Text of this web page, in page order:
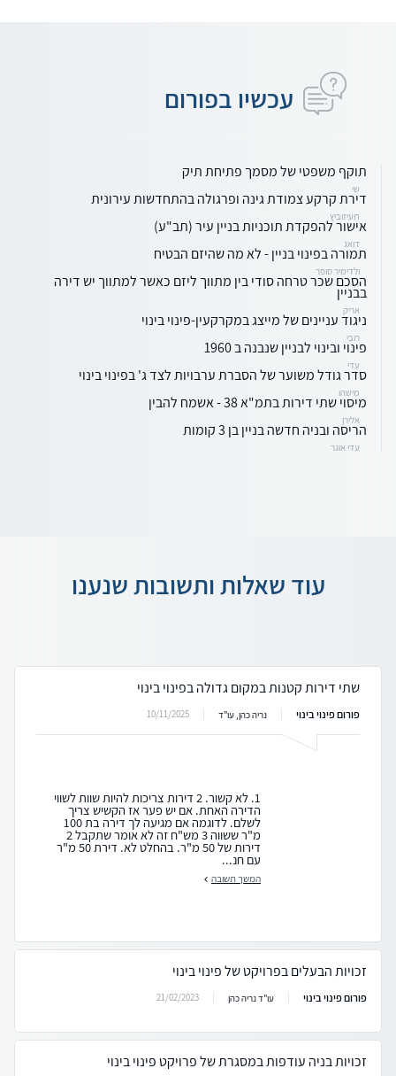
עכשיו בפורום
תוקף משפטי של מסמך פתיחת תיק
שי
דירת קרקע צמודת גינה ופרגולה בהתחדשות עירונית
תעיזוביץ
אישור להפקדת תוכניות בניין עיר (תב"ע)
דואג
תמורה בפינוי בניין - לא מה שהיזם הבטיח
ולדימיר סופר
הסכם שכר טרחה סודי בין מתווך ליזם כאשר למתווך יש דירה
בבניין
אריק
ניגוד עניינים של מייצג במקרקעין-פינוי בינוי
רובי
פינוי ובינוי לבניין שנבנה ב 1960
עדי
סדר גודל משוער של הסברת ערבויות לצד ג' בפינוי בינוי
מישהו
מיסוי שתי דירות בתמ"א 38 - אשמח להבין
אלירן
הריסה ובניה חדשה בניין בן 3 קומות
עדי אוגר
עוד שאלות ותשובות שנענו
שתי דירות קטנות במקום גדולה בפינוי בינוי
פורום פינוי בינוי נריה כהן, עו"ד 10/11/2025
1. לא קשור. 2 דירות צריכות להיות שוות לשווי
הדירה האחת. אם יש פער אז הקשיש צריך
לשלם. לדוגמה אם מגיעה לך דירה בת 100
מ"ר ששווה 3 מש"ח זה לא אומר שתקבל 2
דירות של 50 מ"ר. בהחלט לא. דירת 50 מ"ר
עם חנ...
המשך תשובה
זכויות הבעלים בפרויקט של פינוי בינוי
פורום פינוי בינוי עו"ד נריה כהן 21/02/2023
זכויות בניה עודפות במסגרת של פרויקט פינוי בינוי